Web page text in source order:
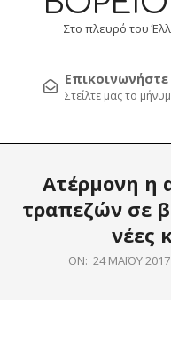
Στο πλευρό του
Επικοινωνήστε
Στείλτε μας το
Navigation
Ατέρμονη η
τραπεζών σε
νέες
ON: 24 ΜΑΪ́ΟΥ 2017